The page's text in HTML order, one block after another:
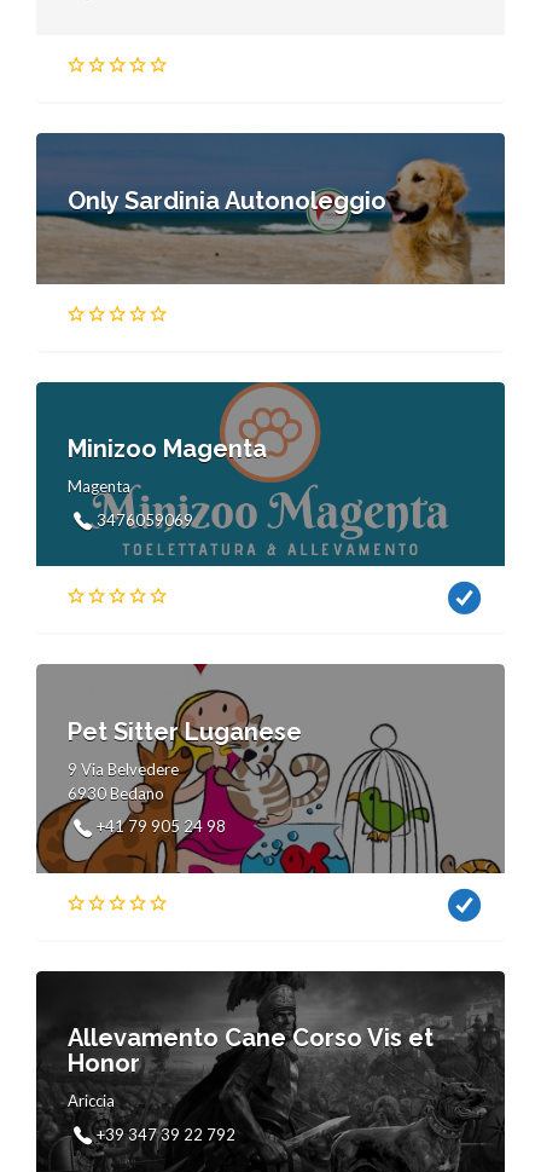
Only Sardinia Autonoleggio
Minizoo Magenta
Magenta
3476059069
Pet Sitter Luganese
9 Via Belvedere
6930 Bedano
+41 79 905 24 98
Allevamento Cane Corso Vis et
Honor
Ariccia
+39 347 39 22 792